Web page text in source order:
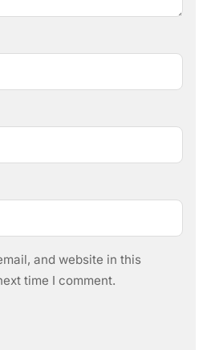
and website in this
time I comment.